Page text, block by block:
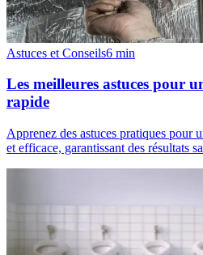
Astuces et Conseils6 min
Les meilleures astuces pour
rapide
Apprenez des astuces pratiques pour
et efficace, garantissant des résultats